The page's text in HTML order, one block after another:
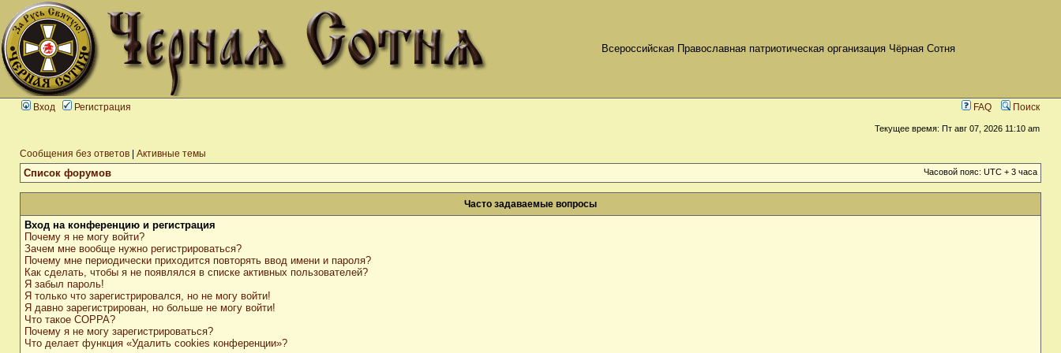
Всероссийская Православная патриотическая организация Чёрная Сотня
Вход Регистрация FAQ Поиск
Текущее время: Пт авг 07, 2026 11:10 am
Сообщения без ответов Активные темы
Список форумов Часовой пояс: UTC + 3 часа
Часто задаваемые вопросы
Вход на конференцию и регистрация
Почему я не могу войти?
Зачем мне вообще нужно регистрироваться?
Почему мне периодически приходится повторять ввод имени и пароля?
Как сделать, чтобы я не появлялся в списке активных пользователей?
Я забыл пароль!
Я только что зарегистрировался, но не могу войти!
Я давно зарегистрирован, но больше не могу войти!
Что такое COPPA?
Почему я не могу зарегистрироваться?
Что делает функция «Удалить cookies конференции»?